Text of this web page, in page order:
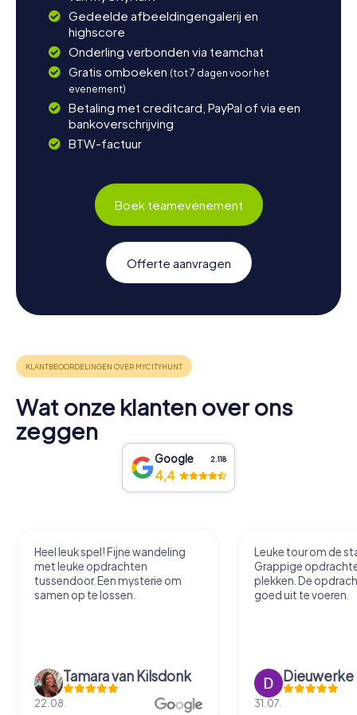
Gedeelde afbeeldingengalerij en
highscore
Onderling verbonden via teamchat
Gratis omboeken (tot 7 dagen voor het
evenement)
Betaling met creditcard, PayPal of via een
bankoverschrijving
BTW-factuur
Boek teamevenement
Offerte aanvragen
Wat onze klanten over ons
zeggen
Google 2.118
4,4
Heel leuk spel! Fijne wandeling
met leuke opdrachten
tussendoor. Een mysterie om
samen op te lossen.
Tamara van Kilsdonk
22.08.
Leuke tour om de
Grappige
plekken. De
goed uit te voeren.
31.07.